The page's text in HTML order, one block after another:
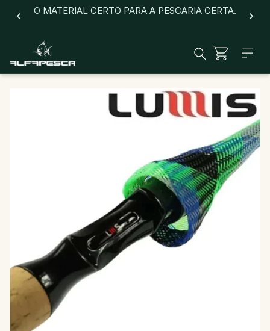
O MATERIAL CERTO PARA A PESCARIA CERTA.